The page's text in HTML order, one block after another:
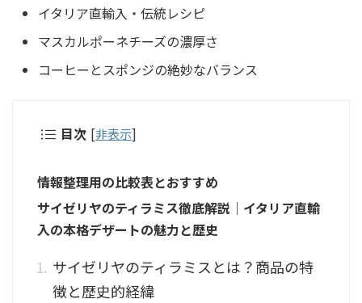
イタリア直輸入・伝統レシピ
マスカルポーネチーズの濃厚さ
コーヒーとスポンジの絶妙なバランス
目次 [非表示]
情報整理用の比較表とおすすめ
サイゼリヤのティラミス徹底解説｜イタリア直輸
入の本格デザートの魅力と歴史
サイゼリヤのティラミスとは？商品の特
徴と歴史的経緯